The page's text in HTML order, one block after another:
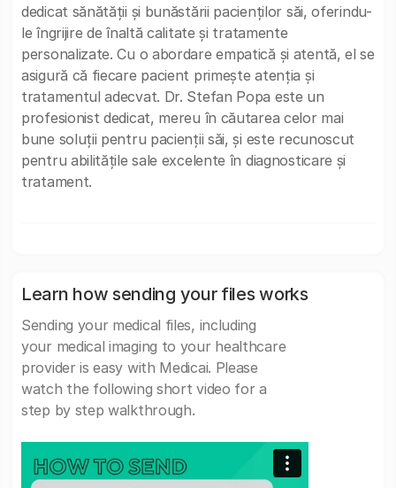
dedicat sănătății și bunăstării pacienților săi, oferindu-
le îngrijire de înaltă calitate și tratamente
personalizate. Cu o abordare empatică și atentă, el se
asigură că fiecare pacient primește atenția și
tratamentul adecvat. Dr. Stefan Popa este un
profesionist dedicat, mereu în căutarea celor mai
bune soluții pentru pacienții săi, și este recunoscut
pentru abilitățile sale excelente în diagnosticare și
tratament.
Learn how sending your files works
Sending your medical files, including
your medical imaging to your healthcare
provider is easy with Medicai. Please
watch the following short video for a
step by step walkthrough.